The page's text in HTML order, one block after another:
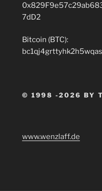
7dD2
Bitcoin (BTC):
© 1998 -2026 BY
www.wenzlaff.de